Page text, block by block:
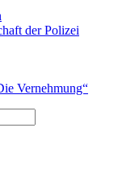
der Polizei
Vernehmung“